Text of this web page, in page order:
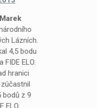
Marek
Lázních.
4,5 bodu
ELO.
hranici
zúčastnil
bodů z 9
ELO.